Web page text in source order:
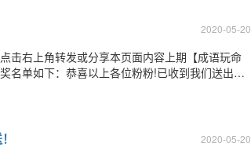
2020-05-20
击右上角转发或分享本页面内容上期【成语玩命
名单如下：恭喜以上各位粉粉!已收到我们送出的
2020-05-20